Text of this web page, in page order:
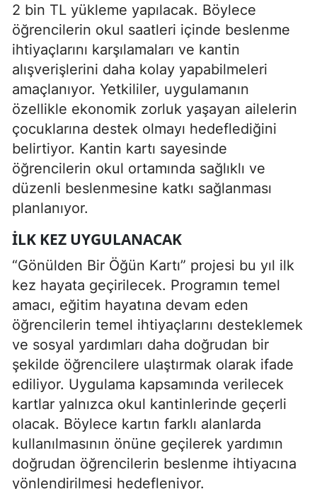
2 bin TL yükleme yapılacak. Böylece
öğrencilerin okul saatleri içinde beslenme
ihtiyaçlarını karşılamaları ve kantin
alışverişlerini daha kolay yapabilmeleri
amaçlanıyor. Yetkililer, uygulamanın
özellikle ekonomik zorluk yaşayan ailelerin
çocuklarına destek olmayı hedeflediğini
belirtiyor. Kantin kartı sayesinde
öğrencilerin okul ortamında sağlıklı ve
düzenli beslenmesine katkı sağlanması
planlanıyor.
İLK KEZ UYGULANACAK
“Gönülden Bir Öğün Kartı” projesi bu yıl ilk
kez hayata geçirilecek. Programın temel
amacı, eğitim hayatına devam eden
öğrencilerin temel ihtiyaçlarını desteklemek
ve sosyal yardımları daha doğrudan bir
şekilde öğrencilere ulaştırmak olarak ifade
ediliyor. Uygulama kapsamında verilecek
kartlar yalnızca okul kantinlerinde geçerli
olacak. Böylece kartın farklı alanlarda
kullanılmasının önüne geçilerek yardımın
doğrudan öğrencilerin beslenme ihtiyacına
yönlendirilmesi hedefleniyor.